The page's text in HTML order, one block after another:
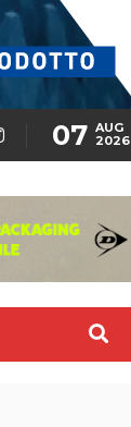
07 AUG
2026